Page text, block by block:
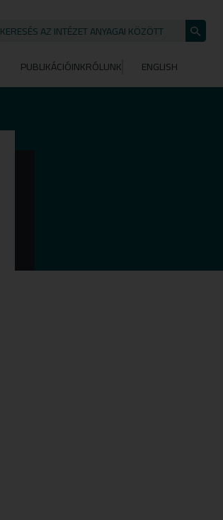
KERESÉS AZ INTÉZET ANYAGAI KÖZÖTT
indítása
PUBLIKÁCIÓINKRÓLUNK ENGLISH